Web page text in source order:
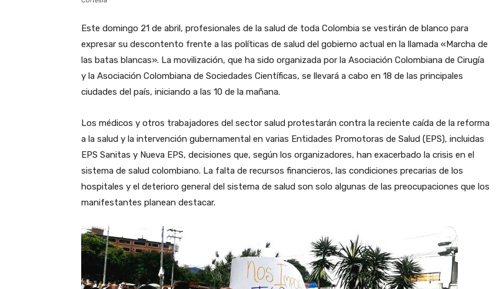
Este domingo 21 de abril, profesionales de la salud de toda Colombia se vestirán de blanco para
expresar su descontento frente a las políticas de salud del gobierno actual en la llamada «Marcha de
las batas blancas». La movilización, que ha sido organizada por la Asociación Colombiana de Cirugía
y la Asociación Colombiana de Sociedades Científicas, se llevará a cabo en 18 de las principales
ciudades del país, iniciando a las 10 de la mañana.
Los médicos y otros trabajadores del sector salud protestarán contra la reciente caída de la reforma
a la salud y la intervención gubernamental en varias Entidades Promotoras de Salud (EPS), incluidas
EPS Sanitas y Nueva EPS, decisiones que, según los organizadores, han exacerbado la crisis en el
sistema de salud colombiano. La falta de recursos financieros, las condiciones precarias de los
hospitales y el deterioro general del sistema de salud son solo algunas de las preocupaciones que los
manifestantes planean destacar.